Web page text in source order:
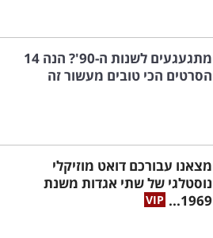
מתגעגעים לשנות ה-90'? הנה 14
הסרטים הכי טובים מעשור זה
מצאנו עבורכם דואט מוזיקלי
נוסטלגי של שתי אגדות משנת
1969...